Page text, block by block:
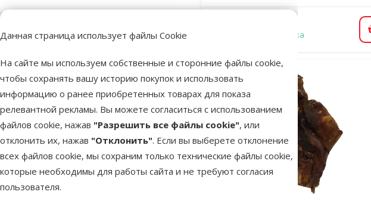
Данная страница использует файлы Cookie
На сайте мы используем собственные и сторонние файлы cookie,
чтобы сохранять вашу историю покупок и использовать
информацию о ранее приобретенных товарах для показа
релевантной рекламы. Вы можете согласиться с использованием
файлов cookie, нажав "Разрешить все файлы cookie", или
отклонить их, нажав "Отклонить". Если вы выберете отклонение
всех файлов cookie, мы сохраним только технические файлы cookie,
которые необходимы для работы сайта и не требуют согласия
пользователя.
Размер собаки
Миниатюрная
133
Маленькая
184
Средняя
179
Гигантская
143
Состав и вкус
Фильтровать по: состав и вкус
Бесплатная доставка